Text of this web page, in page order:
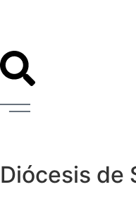
Diócesis de